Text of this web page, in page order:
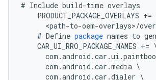
# Include build-time overlays
PRODUCT_PACKAGE_OVERLAYS +=
<path-to-oem-overlays>/
# Define package names to
CAR_UI_RRO_PACKAGE_NAMES +=
com .android .car .ui .
com .android .car .media
com .android .car .dialer